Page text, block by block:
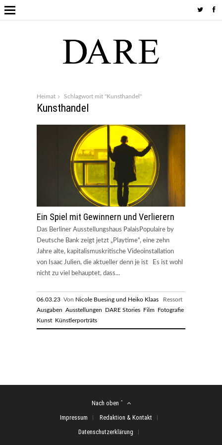
Heimat Schlagwort mit "Kunsthandel"
Kunsthandel
Ein Spiel mit Gewinnern und Verlierern
Das Berliner Ausstellungshaus PalaisPopulaire by
Deutsche Bank zeigt jetzt „Playtime“, eine zehn
Jahre alte, kapitalismuskritische Videoinstallation
von Isaac Julien, die aktueller denn je ist Es ist wohl
nicht zu viel behauptet, dass...
06.03.23 Von Nicole Buesing und Heiko Klaas Ressort
Ausgaben Ausstellungen DARE Stories Film Fotografie
Kunst Künstlerporträts
Nach oben ˆ
Impressum
Redaktion & Kontakt
Datenschutzerklärung